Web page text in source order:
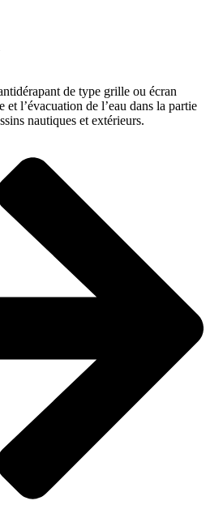
de type grille ou écran
l’évacuation de l’eau dans la partie
nautiques et extérieurs.